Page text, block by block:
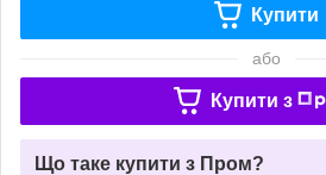
Купити
або
Купити з
Що таке купити з Пром?